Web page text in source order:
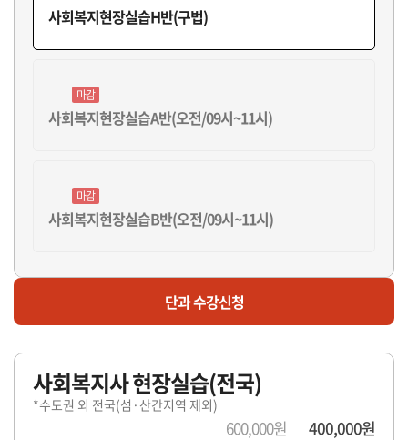
사회복지현장실습H반(구법)
마감
사회복지현장실습A반(오전/09시~11시)
마감
사회복지현장실습B반(오전/09시~11시)
사회복지현장실습C반(오후/12시~14시)
마감
사회복지현장실습D반(오후/12시~14시)
단과 수강신청
사회복지사 현장실습(전국)
*수도권 외 전국(섬·산간지역 제외)
600,000원 400,000원